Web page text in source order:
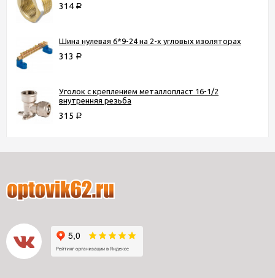
314 Р
Шина нулевая 6*9-24 на 2-х угловых изоляторах
313 Р
Уголок с креплением металлопласт 16-1/2
внутренняя резьба
315 Р